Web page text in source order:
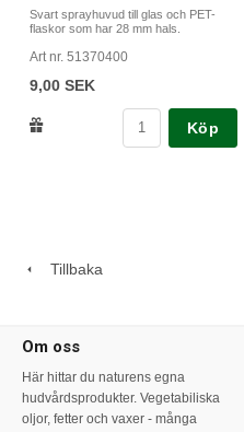
Svart sprayhuvud till glas och PET-
flaskor som har 28 mm hals.
Art nr. 51370400
9,00 SEK
Köp
Tillbaka
Om oss
Här hittar du naturens egna
hudvårdsprodukter. Vegetabiliska
oljor, fetter och vaxer - många